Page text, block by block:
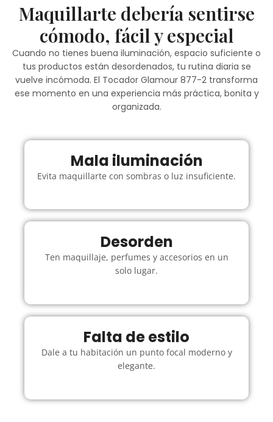
Maquillarte debería sentirse
cómodo, fácil y especial
Cuando no tienes buena iluminación, espacio suficiente o
tus productos están desordenados, tu rutina diaria se
vuelve incómoda. El Tocador Glamour 877-2 transforma
ese momento en una experiencia más práctica, bonita y
organizada.
Mala iluminación
Evita maquillarte con sombras o luz insuficiente.
Desorden
Ten maquillaje, perfumes y accesorios en un
solo lugar.
Falta de estilo
Dale a tu habitación un punto focal moderno y
elegante.